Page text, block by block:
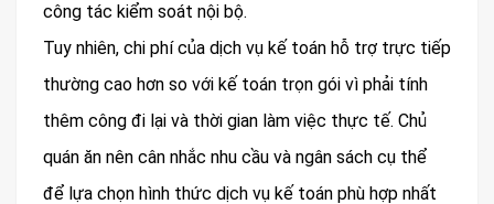
công tác kiểm soát nội bộ.
Tuy nhiên, chi phí của dịch vụ kế toán hỗ trợ trực tiếp
thường cao hơn so với kế toán trọn gói vì phải tính
thêm công đi lại và thời gian làm việc thực tế. Chủ
quán ăn nên cân nhắc nhu cầu và ngân sách cụ thể
để lựa chọn hình thức dịch vụ kế toán phù hợp nhất